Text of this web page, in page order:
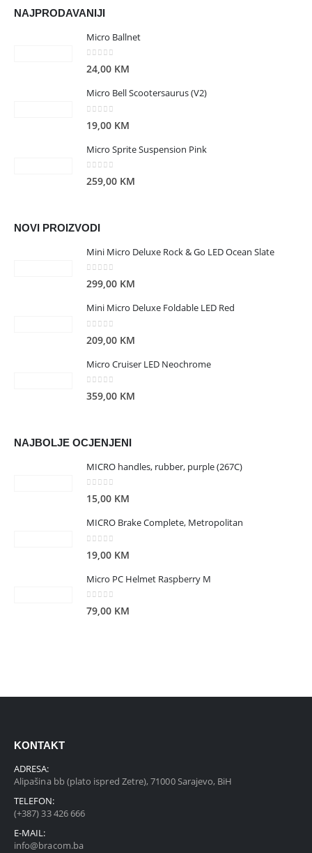
NAJPRODAVANIJI
Micro Ballnet
0 out of 5
24,00 KM
Micro Bell Scootersaurus (V2)
19,00 KM
Micro Sprite Suspension Pink
0 out of 5
259,00 KM
NOVI PROIZVODI
Mini Micro Deluxe Rock & Go LED Ocean Slate
0 out of 5
299,00 KM
Mini Micro Deluxe Foldable LED Red
209,00 KM
Micro Cruiser LED Neochrome
0out of 5
359,00 KM
NAJBOLJE OCJENJENI
MICRO handles, rubber, purple (267C)
0 out of 5
15,00 KM
MICRO Brake Complete, Metropolitan
19,00 KM
Micro PC Helmet Raspberry M
0out of 5
79,00 KM
KONTAKT
ADRESA:
Alipašina bb (plato ispred Zetre), 71000 Sarajevo, BiH
TELEFON:
(+387) 33 426 666
E-MAIL:
info@bracom.ba